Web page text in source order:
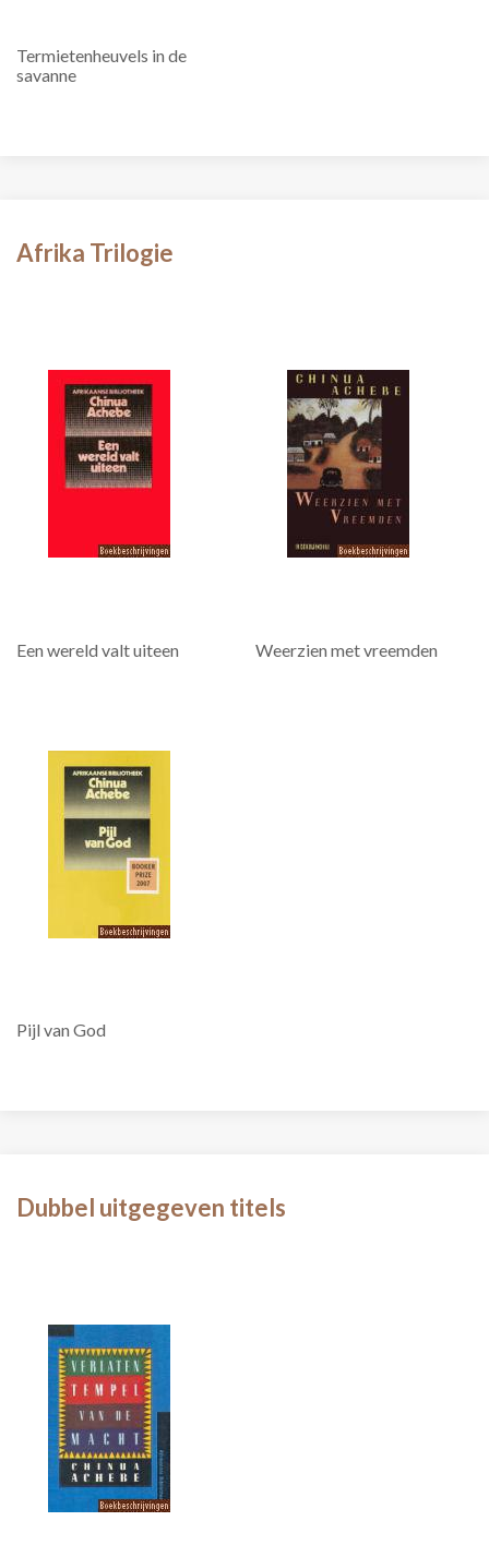
Termietenheuvels in de
savanne
Afrika Trilogie
Een wereld valt uiteen Weerzien met vreemden
Pijl van God
Dubbel uitgegeven titels